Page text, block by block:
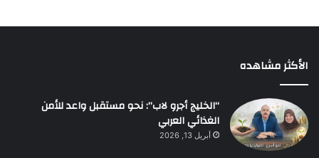
الأكثر مشاهده
“الخليج أجرو لاب”: نحو مستقبل واعد للأمن
الغذائي العربي
أبريل 13, 2026